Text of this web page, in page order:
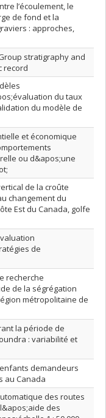
l’écoulement, le
de fond et la
: approches,
stratigraphy and
record
du taux
du modèle de
et économique
ou d&apos;une
de la croûte
changement du
Est du Canada, golfe
de
recherche
de la ségrégation
métropolitaine de
la période de
: variabilité et
demandeurs
au Canada
des routes
des